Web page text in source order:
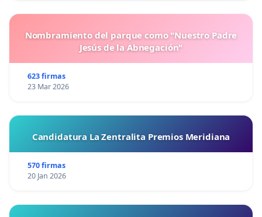
Nombramiento del parque como "Nuestro Padre
Jesús de la Abnegación"
623 firmas
23 Mar 2026
Candidatura La Zentralita Premios Meridiana
570 firmas
20 Jan 2026